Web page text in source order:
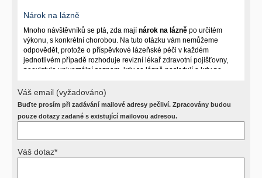
Nárok na lázně
Mnoho návštěvníků se ptá, zda mají nárok na lázně po určitém
výkonu, s konkrétní chorobou. Na tuto otázku vám nemůžeme
odpovědět, protože o příspěvkové lázeňské péči v každém
jednotlivém případě rozhoduje revizní lékař zdravotní pojišťovny,
neexistuje univerzální seznam, kdy se lázně poskytují a kdy ne.
postižení pacienta a dalších zdravotních okolnostech.
Požádejte svého ošetřujícího lékaře o návrh, který pak posoudí
příslušný revizní lékař. My vám spolehlivou odpověď dát
Výsledky vyšetření
Váš email (vyžadováno)
Buďte prosím při zadávání mailové adresy pečliví. Zpracovány budou
pouze dotazy zadané s existující mailovou adresou.
Váš dotaz*